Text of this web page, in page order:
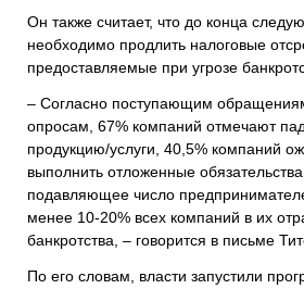
Он также считает, что до конца
необходимо продлить налоговые
предоставляемые при угрозе
– Согласно поступающим
опросам, 67% компаний отмечают
продукцию/услуги, 40,5% компаний
выполнить отложенные
подавляющее число
менее 10-20% всех компаний в их
банкротства, – говорится в письме
По его словам, власти запустили